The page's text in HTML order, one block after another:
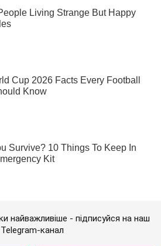
найважливіше - підписуйся на наш
Telegram-канал